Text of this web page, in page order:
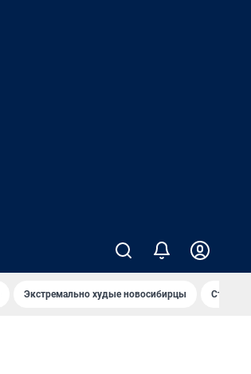
Экстремально худые новосибирцы Старт